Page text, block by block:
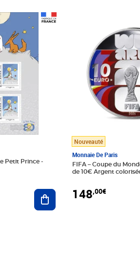
Petit Prince -
Ajouter au panier
Nouveauté
Monnaie De Paris
FIFA – Coupe du
de 10€ Argent
148,00€